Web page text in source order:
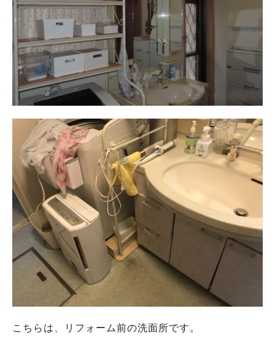
こちらは、リフォーム前の洗面所です。